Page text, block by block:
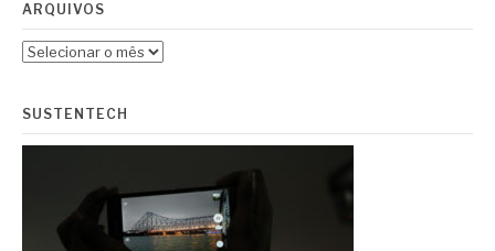
ARQUIVOS
Arquivos
SUSTENTECH